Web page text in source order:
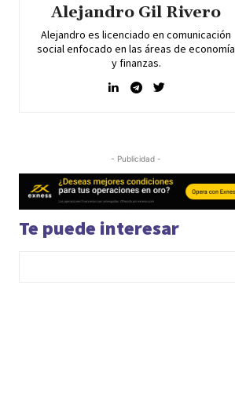
Alejandro Gil Rivero
Alejandro es licenciado en comunicación
social enfocado en las áreas de economía
y finanzas.
- Publicidad -
Te puede interesar